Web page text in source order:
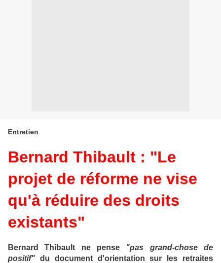
Entretien
Bernard Thibault : "Le
projet de réforme ne vise
qu'à réduire des droits
existants"
Bernard Thibault ne pense "pas grand-chose de
positif" du document d'orientation sur les retraites